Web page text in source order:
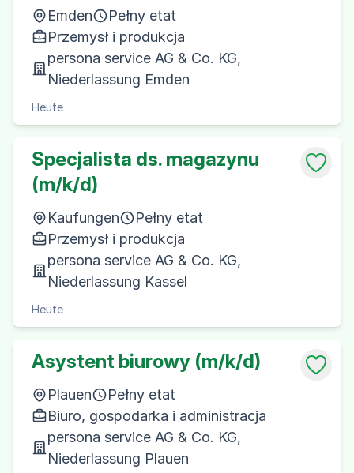
Emden
Pełny etat
Przemysł i produkcja
persona service AG & Co. KG,
Niederlassung Emden
Heute
Specjalista ds. magazynu
(m/k/d)
Kaufungen
Pełny etat
Przemysł i produkcja
persona service AG & Co. KG,
Niederlassung Kassel
Heute
Asystent biurowy (m/k/d)
Plauen
Pełny etat
Biuro, gospodarka i administracja
persona service AG & Co. KG,
Niederlassung Plauen